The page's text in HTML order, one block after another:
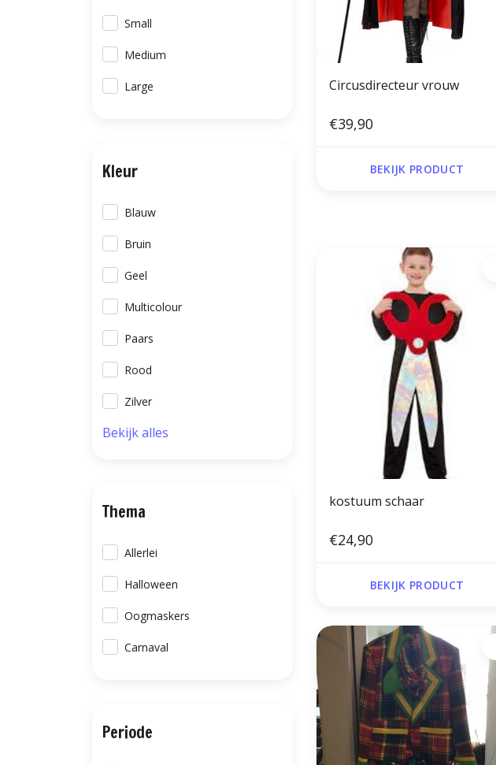
Circusdirecteur vrouw
€39,90
BEKIJK PRODUCT
kostuum schaar
€24,90
BEKIJK PRODUCT
Small
Medium
Large
Kleur
Blauw
Bruin
Geel
Multicolour
Paars
Rood
Zilver
Bekijk alles
Thema
Allerlei
Halloween
Oogmaskers
Carnaval
Periode